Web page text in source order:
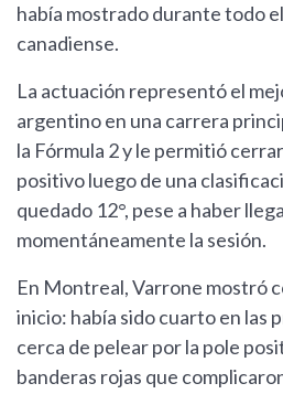
había mostrado durante todo
canadiense.
La actuación representó el
argentino en una carrera
la Fórmula 2 y le permitió
positivo luego de una
quedado 12°, pese a haber
momentáneamente la sesión.
En Montreal, Varrone mostró
inicio: había sido cuarto en las
cerca de pelear por la pole
banderas rojas que